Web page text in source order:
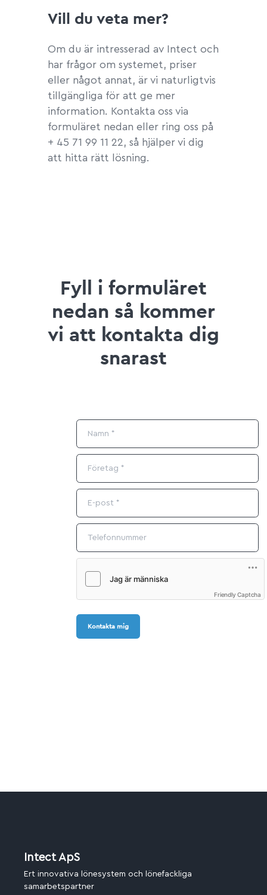
Vill du veta mer?
Om du är intresserad av Intect och
har frågor om systemet, priser
eller något annat, är vi naturligtvis
tillgängliga för att ge mer
information. Kontakta oss via
formuläret nedan eller ring oss på
+ 45 71 99 11 22, så hjälper vi dig
att hitta rätt lösning.
Fyll i formuläret
nedan så kommer
vi att kontakta dig
snarast
Friendly Captcha
Kontakta mig
Intect ApS
Ert innovativa lönesystem och lönefackliga
samarbetspartner